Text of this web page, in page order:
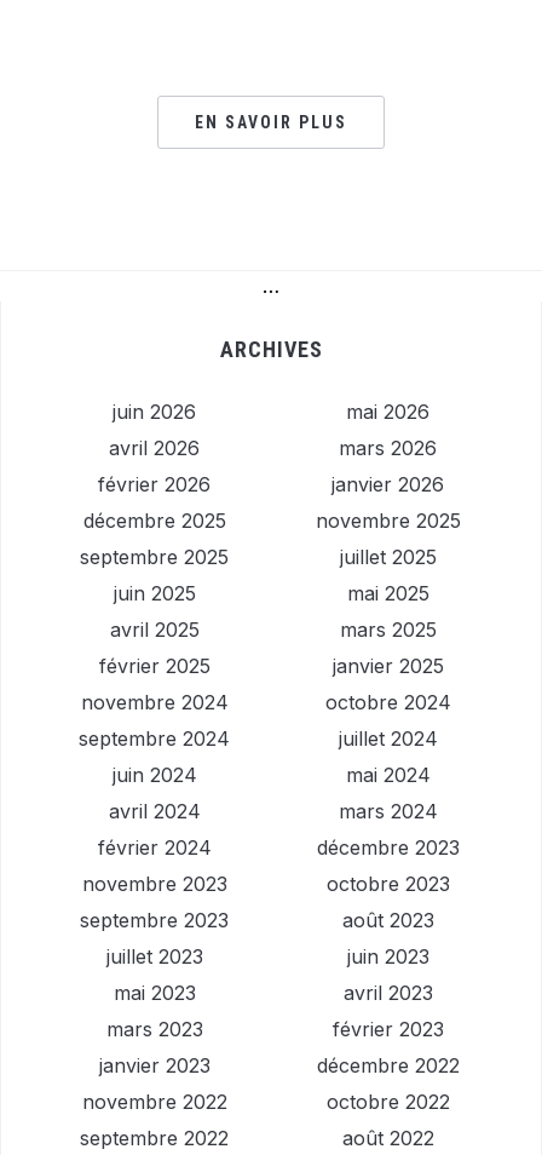
EN SAVOIR PLUS
…
ARCHIVES
juin 2026
mai 2026
avril 2026
mars 2026
février 2026
janvier 2026
décembre 2025
novembre 2025
septembre 2025
juillet 2025
juin 2025
mai 2025
avril 2025
mars 2025
février 2025
janvier 2025
novembre 2024
octobre 2024
septembre 2024
juillet 2024
juin 2024
mai 2024
avril 2024
mars 2024
février 2024
décembre 2023
novembre 2023
octobre 2023
septembre 2023
août 2023
juillet 2023
juin 2023
mai 2023
avril 2023
mars 2023
février 2023
janvier 2023
décembre 2022
novembre 2022
octobre 2022
septembre 2022
août 2022